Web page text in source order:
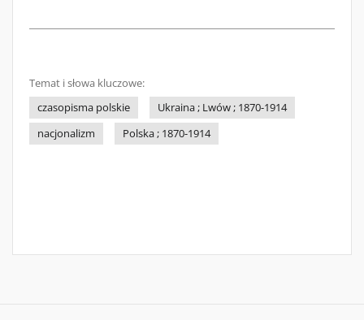
Temat i słowa kluczowe:
czasopisma polskie
Ukraina ; Lwów ; 1870-1914
nacjonalizm
Polska ; 1870-1914